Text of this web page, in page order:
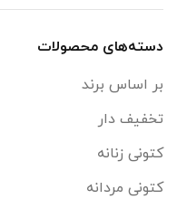
دسته‌های محصولات
بر اساس برند
تخفیف دار
کتونی زنانه
کتونی مردانه